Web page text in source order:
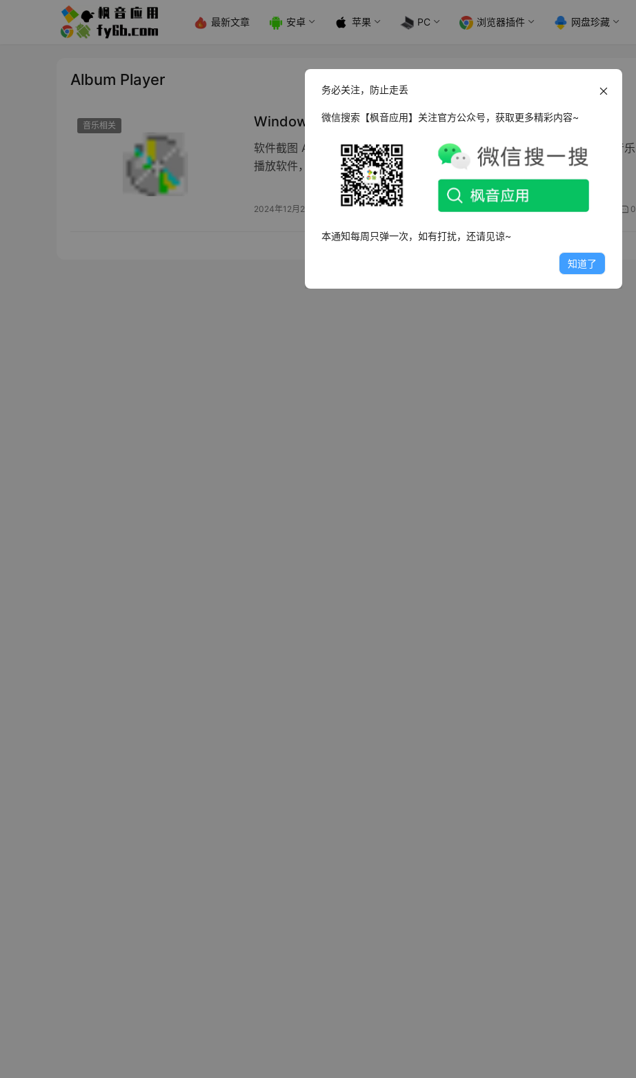
最新文章 安卓 苹果 PC 浏览器插件 网盘珍藏
Album Player
音乐相关 Windows Album Player 无损音乐播放器_v2.114
软件截图 Album Player（专辑播放器）是俄罗斯程序员安东诺夫写的一个音乐
播放软件，这个软件…
2024年12月26日 0
务必关注，防止走丢
微信搜索【枫音应用】关注官方公众号，获取更多精彩内容~
本通知每周只弹一次，如有打扰，还请见谅~
知道了